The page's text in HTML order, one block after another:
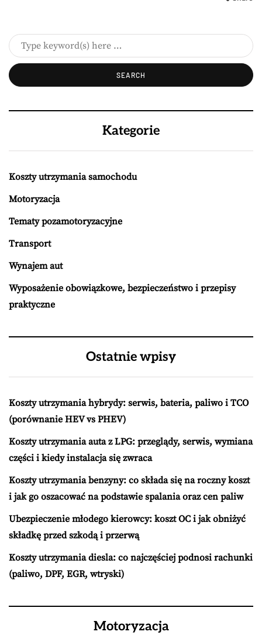
Kategorie
Koszty utrzymania samochodu
Motoryzacja
Tematy pozamotoryzacyjne
Transport
Wynajem aut
Wyposażenie obowiązkowe, bezpieczeństwo i przepisy
praktyczne
Ostatnie wpisy
Koszty utrzymania hybrydy: serwis, bateria, paliwo i TCO
(porównanie HEV vs PHEV)
Koszty utrzymania auta z LPG: przeglądy, serwis, wymiana
części i kiedy instalacja się zwraca
Koszty utrzymania benzyny: co składa się na roczny koszt
i jak go oszacować na podstawie spalania oraz cen paliw
Ubezpieczenie młodego kierowcy: koszt OC i jak obniżyć
składkę przed szkodą i przerwą
Koszty utrzymania diesla: co najczęściej podnosi rachunki
(paliwo, DPF, EGR, wtryski)
Motoryzacja